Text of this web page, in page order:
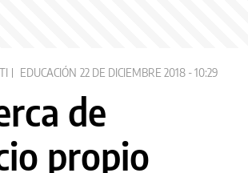
EDUCACIÓN 22 DE DICIEMBRE 2018 - 10:29
de
propio